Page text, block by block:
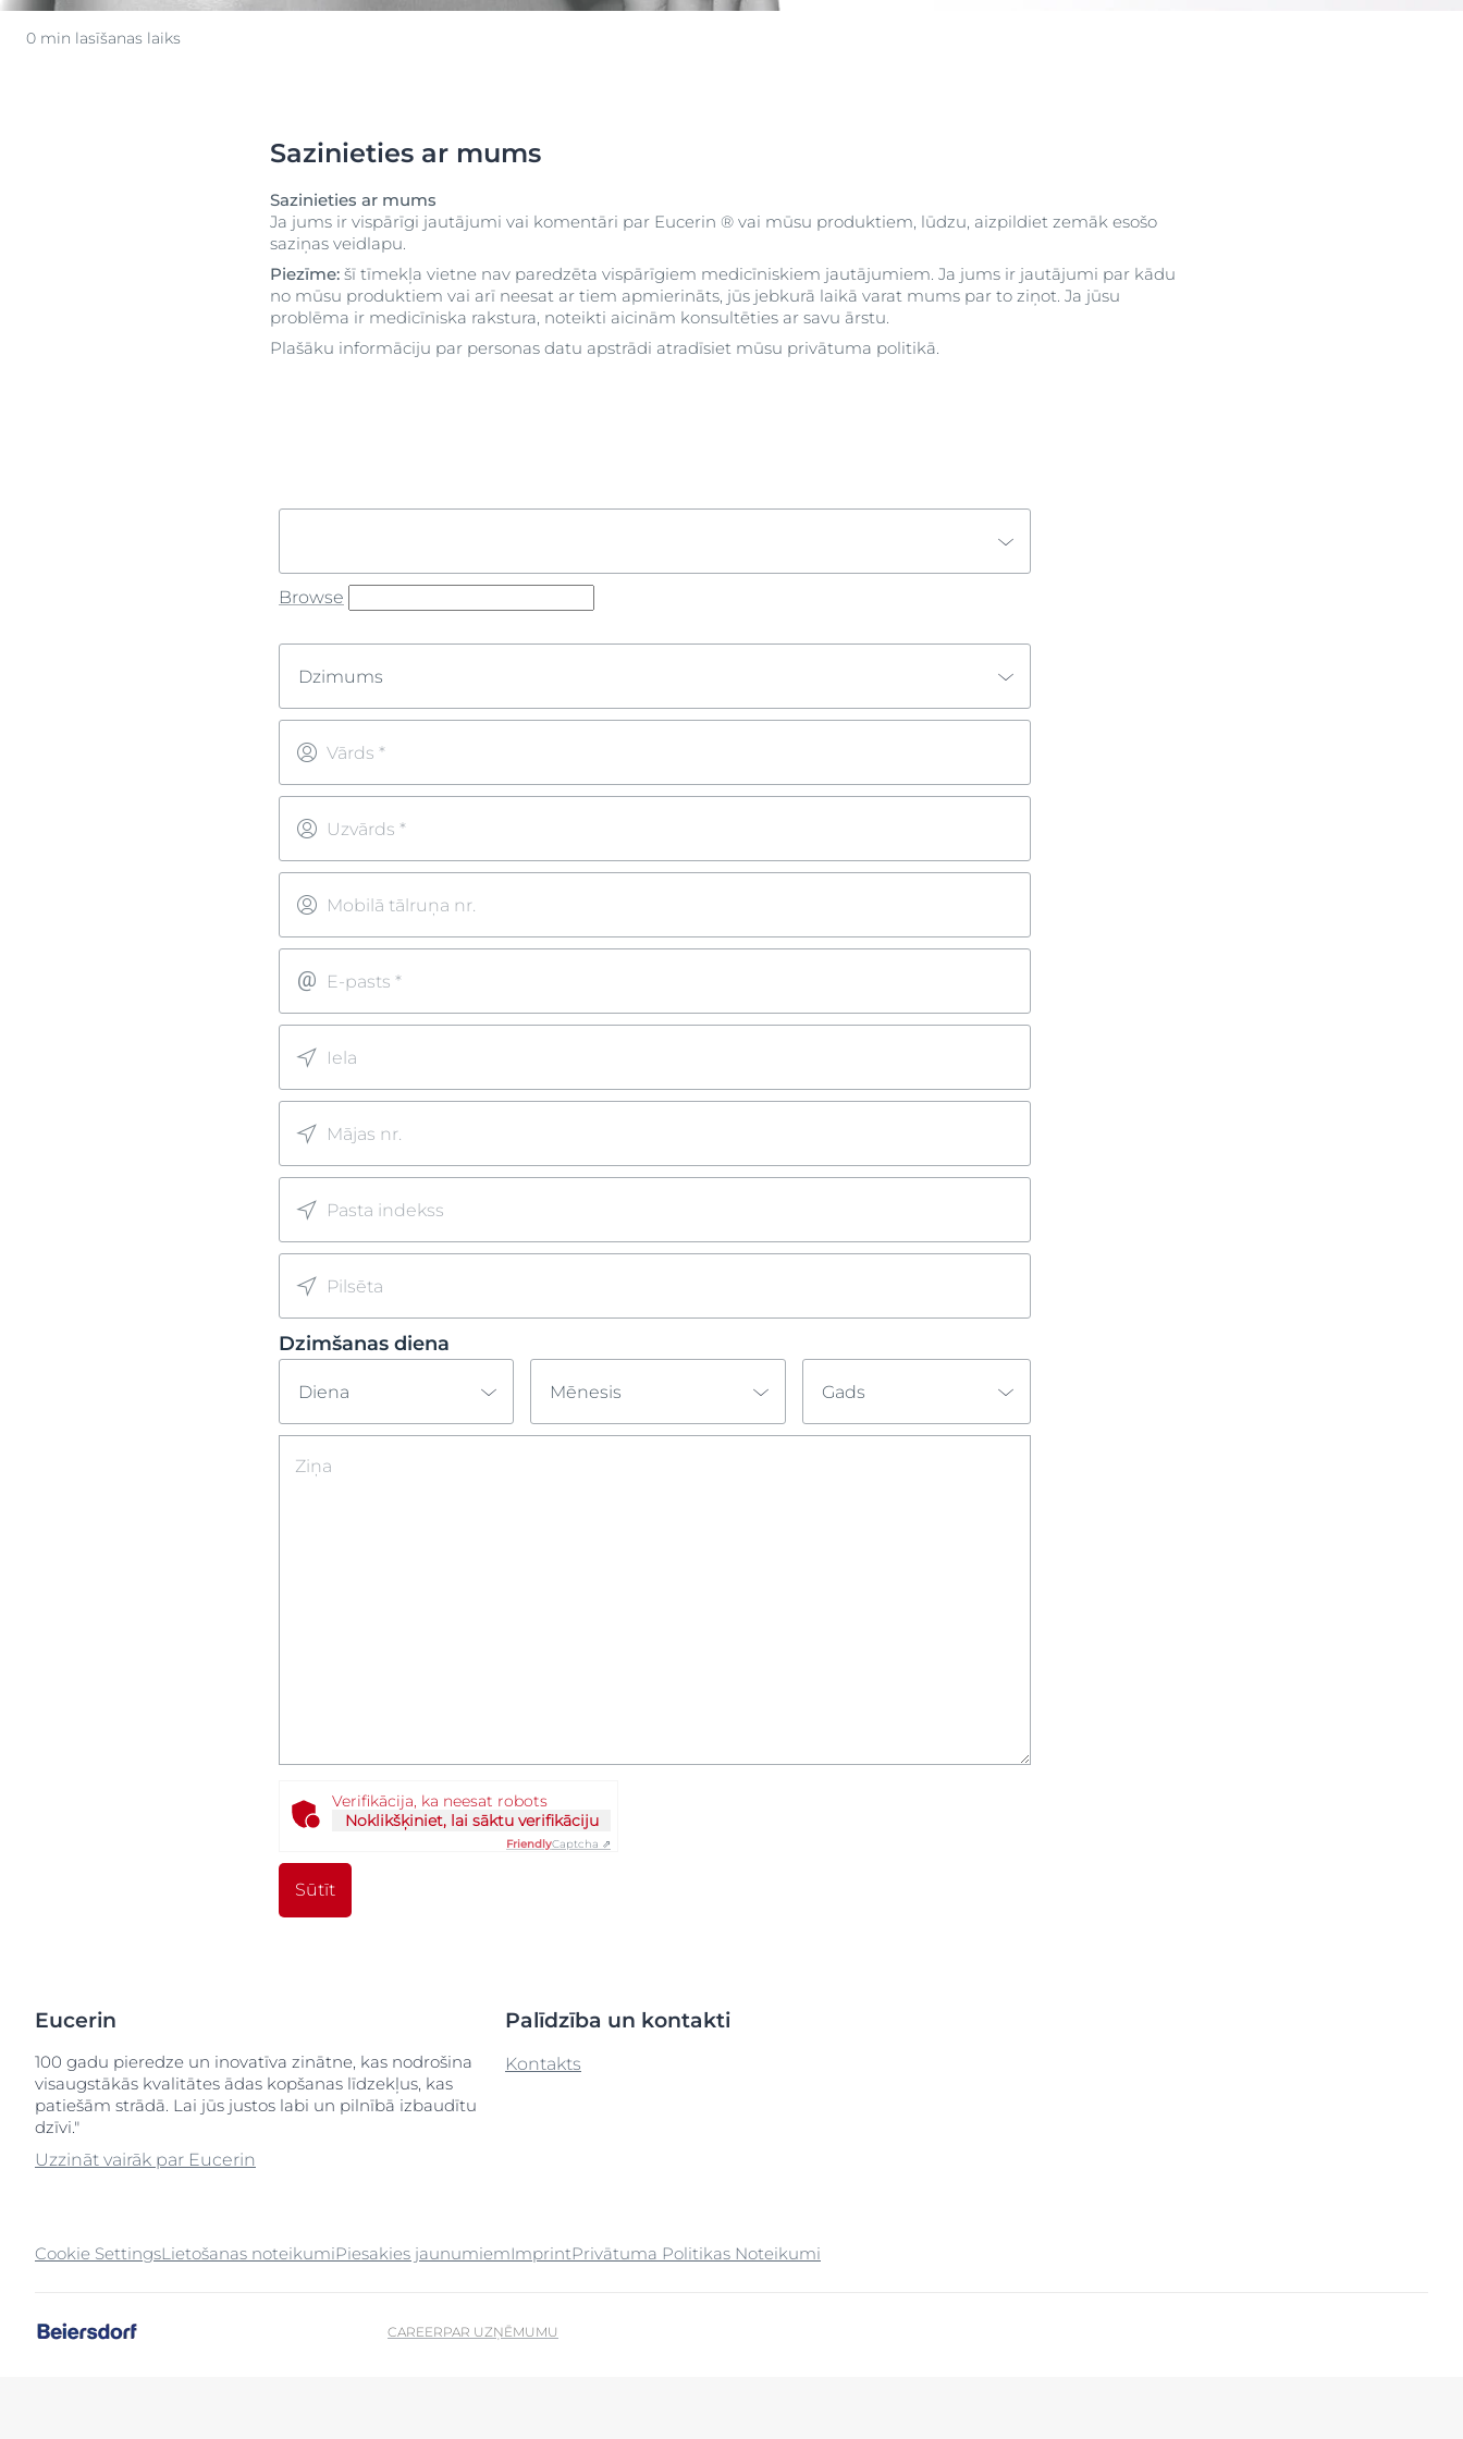
Taukaina āda
Apsārtusi āda
Galvas ādas un matu
problēmas
Jutīga āda
Aizsardzība pret saules
ietekmi
DermoPure Clinical
ietekmi
UreaRepair PLUS
Į raudonį linkusi oda
Pirkt
0 min lasīšanas laiks
Sazinieties ar mums
Sazinieties ar mums
Ja jums ir vispārīgi jautājumi vai komentāri par Eucerin ® vai mūsu produktiem, lūdzu, aizpildiet zemāk esošo
saziņas veidlapu.
Piezīme: šī tīmekļa vietne nav paredzēta vispārīgiem medicīniskiem jautājumiem. Ja jums ir jautājumi par kādu
no mūsu produktiem vai arī neesat ar tiem apmierināts, jūs jebkurā laikā varat mums par to ziņot. Ja jūsu
problēma ir medicīniska rakstura, noteikti aicinām konsultēties ar savu ārstu.
Plašāku informāciju par personas datu apstrādi atradīsiet mūsu privātuma politikā.
Browse
Dzimums
Vārds *
Uzvārds *
Mobilā tālruņa nr.
E-pasts *
Iela
Mājas nr.
Pasta indekss
Pilsēta
Dzimšanas diena
Diena Mēnesis Gads
Ziņa
Verifikācija, ka neesat robots
Noklikšķiniet, lai sāktu verifikāciju
FriendlyCaptcha ⇗
Sūtīt
Eucerin
100 gadu pieredze un inovatīva zinātne, kas nodrošina
visaugstākās kvalitātes ādas kopšanas līdzekļus, kas
patiešām strādā. Lai jūs justos labi un pilnībā izbaudītu
dzīvi."
Uzzināt vairāk par Eucerin
Palīdzība un kontakti
Kontakts
Cookie SettingsLietošanas noteikumiPiesakies jaunumiemImprintPrivātuma Politikas Noteikumi
CAREERPAR UZŅĒMUMU